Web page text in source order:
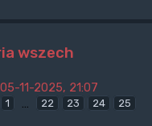
wszech
05-11-2025, 21:07
1 … 22 23 24 25